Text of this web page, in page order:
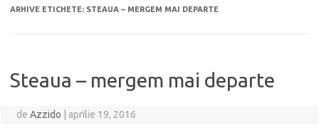
ARHIVE ETICHETE: STEAUA – MERGEM MAI DEPARTE
Steaua – mergem mai departe
de Azzido aprilie 19, 2016